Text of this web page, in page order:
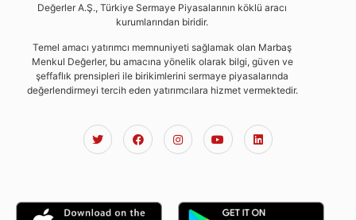
Değerler A.Ş., Türkiye Sermaye Piyasalarının köklü aracı
kurumlarından biridir.
Temel amacı yatırımcı memnuniyeti sağlamak olan Marbaş
Menkul Değerler, bu amacına yönelik olarak bilgi, güven ve
şeffaflık prensipleri ile birikimlerini sermaye piyasalarında
değerlendirmeyi tercih eden yatırımcılara hizmet vermektedir.